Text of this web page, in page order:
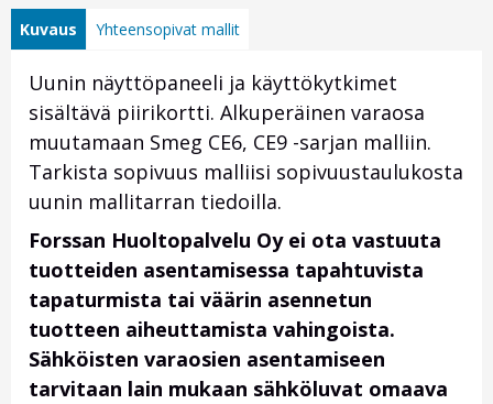
Kuvaus Yhteensopivat mallit
Uunin näyttöpaneeli ja käyttökytkimet
sisältävä piirikortti. Alkuperäinen varaosa
muutamaan Smeg CE6, CE9 -sarjan malliin.
Tarkista sopivuus malliisi sopivuustaulukosta
uunin mallitarran tiedoilla.
Forssan Huoltopalvelu Oy ei ota vastuuta
tuotteiden asentamisessa tapahtuvista
tapaturmista tai väärin asennetun
tuotteen aiheuttamista vahingoista.
Sähköisten varaosien asentamiseen
tarvitaan lain mukaan sähköluvat omaava